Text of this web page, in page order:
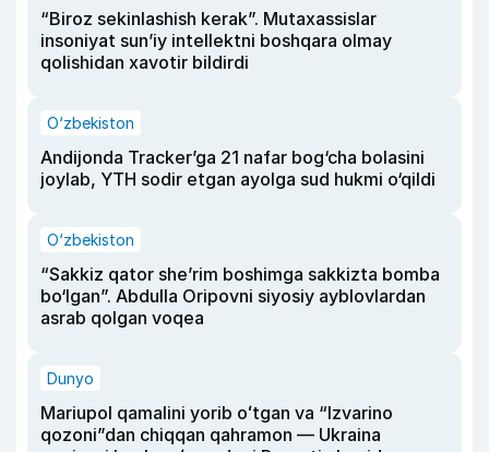
“Biroz sekinlashish kerak”. Mutaxassislar
insoniyat sun’iy intellektni boshqara olmay
qolishidan xavotir bildirdi
O‘zbekiston
Andijonda Tracker’ga 21 nafar bog‘cha bolasini
joylab, YTH sodir etgan ayolga sud hukmi o‘qildi
O‘zbekiston
“Sakkiz qator she’rim boshimga sakkizta bomba
bo‘lgan”. Abdulla Oripovni siyosiy ayblovlardan
asrab qolgan voqea
Dunyo
Mariupol qamalini yorib oʻtgan va “Izvarino
qozoni”dan chiqqan qahramon — Ukraina